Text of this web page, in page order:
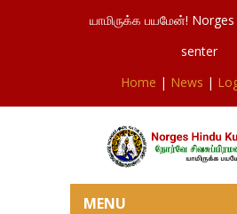
யாமிருக்க பயமேன்!
senter
Home | News |
MENU